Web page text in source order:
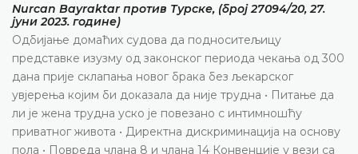
Nurcan Bayraktar против Турске, (број 27094/20, 27.
јуни 2023. године)
Одбијање домаћих судова да подноситељицу
представке изузму од законског периода чекања од 300
дана прије склапања новог брака без љекарског
увјерења којим би доказала да није трудна • Питање да
ли је жена трудна уско је повезано с интимношћу
приватног живота • Директна дискриминација на основу
пола • Повреда члана 8 и члана 14 Конвенције у вези са